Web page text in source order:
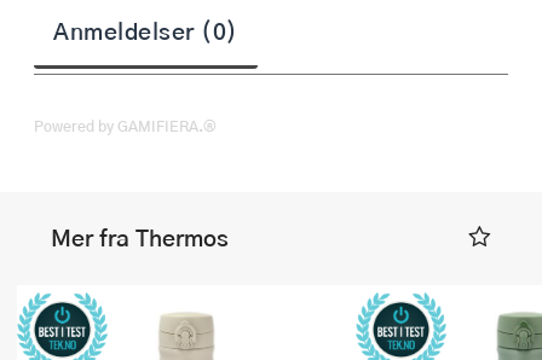
Anmeldelser (0)
Powered by GAMIFIERA.®
Mer fra Thermos